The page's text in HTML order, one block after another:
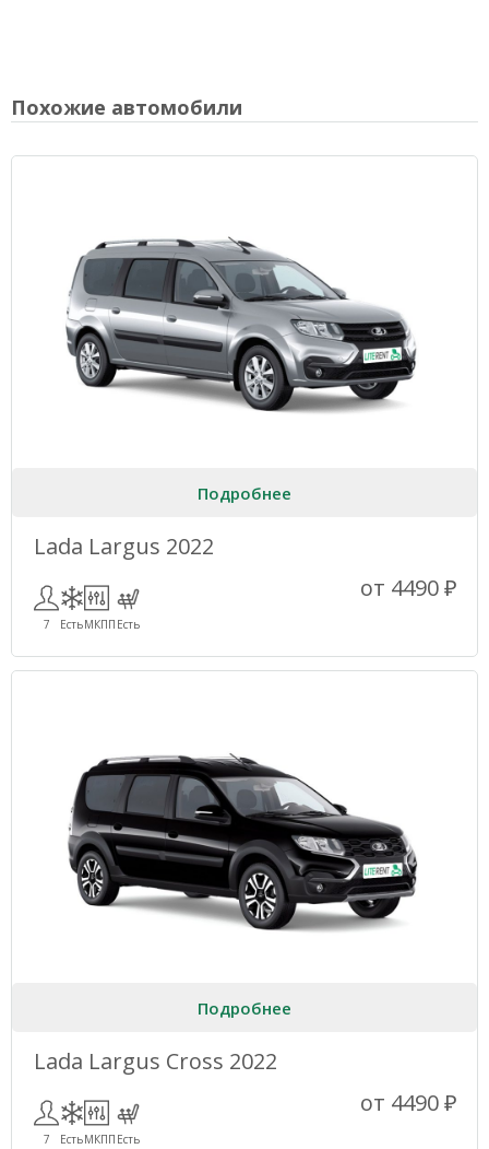
Похожие автомобили
Подробнее
Lada Largus 2022
7 ЕстьМКПП Есть
от 4490 ₽
Подробнее
Lada Largus Cross 2022
7 ЕстьМКПП Есть
от 4490 ₽